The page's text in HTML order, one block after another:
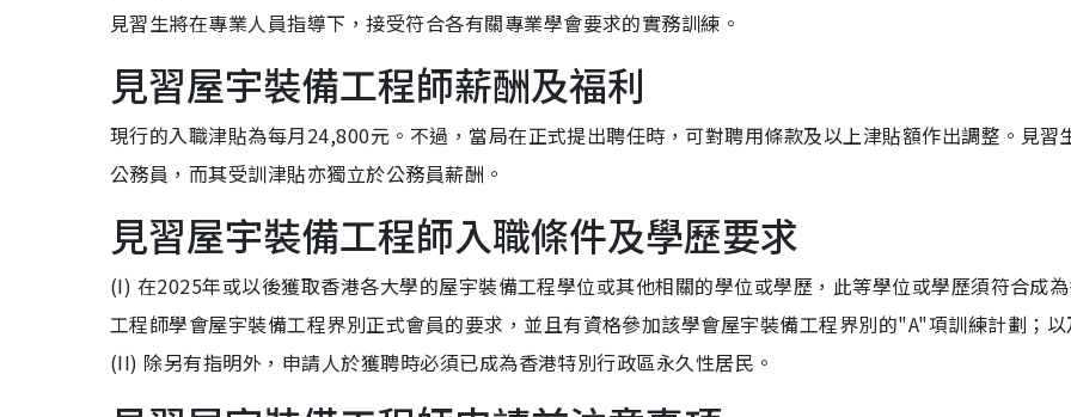
見習生將在專業人員指導下，接受符合各有關專業學會要求的實務訓練。
見習屋宇裝備工程師薪酬及福利
現行的入職津貼為每月24,800元。不過，當局在正式提出聘任時，可對聘用條款及以上津貼額作出調整。見習
公務員，而其受訓津貼亦獨立於公務員薪酬。
見習屋宇裝備工程師入職條件及學歷要求
(I) 在2025年或以後獲取香港各大學的屋宇裝備工程學位或其他相關的學位或學歷，此等學位或學歷須符合成
工程師學會屋宇裝備工程界別正式會員的要求，並且有資格參加該學會屋宇裝備工程界別的"A"項訓練計劃；以
(II) 除另有指明外，申請人於獲聘時必須已成為香港特別行政區永久性居民。